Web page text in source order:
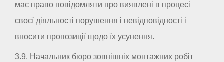
має право повідомляти про виявлені в процесі
своєї діяльності порушення і невідповідності і
вносити пропозиції щодо їх усунення.
3.9. Начальник бюро зовнішніх монтажних робіт